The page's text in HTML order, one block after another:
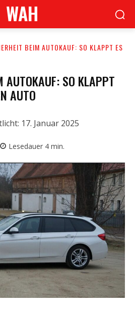
WAH
BEIM AUTOKAUF: SO KLAPPT ES
AUTOKAUF: SO KLAPPT
AUTO
17. Januar 2025
Lesedauer 4 min.